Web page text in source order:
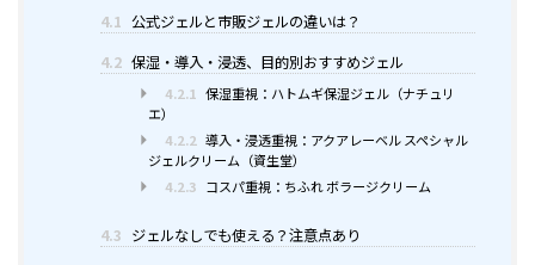
4.1 公式ジェルと市販ジェルの違いは？
4.2 保湿・導入・浸透、目的別おすすめジェル
4.2.1 保湿重視：ハトムギ保湿ジェル（ナチュリ
エ）
4.2.2 導入・浸透重視：アクアレーベル スペシャル
ジェルクリーム（資生堂）
4.2.3 コスパ重視：ちふれ ボラージクリーム
4.3 ジェルなしでも使える？注意点あり